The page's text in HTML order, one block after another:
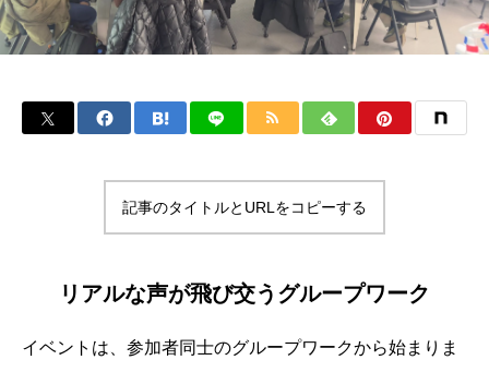
記事のタイトルとURLをコピーする
リアルな声が飛び交うグループワーク
イベントは、参加者同士のグループワークから始まりま